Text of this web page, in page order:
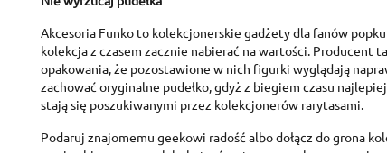
Akcesoria Funko to kolekcjonerskie gadżety dla fanów
kolekcja z czasem zacznie nabierać na wartości. Producent
opakowania, że pozostawione w nich figurki wyglądają
zachować oryginalne pudełko, gdyż z biegiem czasu
stają się poszukiwanymi przez kolekcjonerów rarytasami.
Podaruj znajomemu geekowi radość albo dołącz do grona